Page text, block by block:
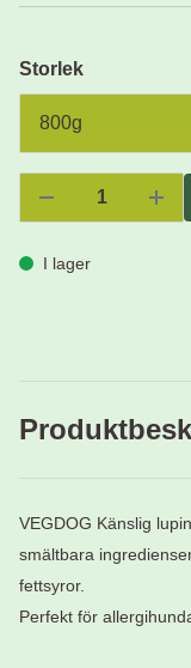
Storlek
I lager
VEGDOG Känslig
smältbara
fettsyror.
Perfekt för